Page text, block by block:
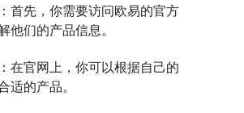
：首先，你需要访问欧易的官方
他们的产品信息。
：在官网上，你可以根据自己的
适的产品。